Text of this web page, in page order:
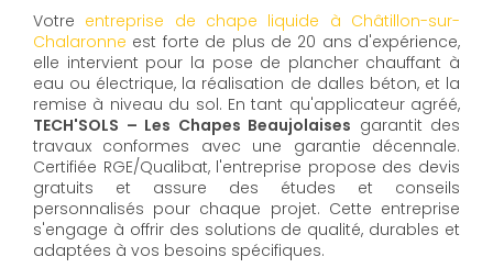
Votre entreprise de chape liquide à Châtillon-sur-
Chalaronne est forte de plus de 20 ans d'expérience,
elle intervient pour la pose de plancher chauffant à
eau ou électrique, la réalisation de dalles béton, et la
remise à niveau du sol. En tant qu'applicateur agréé,
TECH'SOLS – Les Chapes Beaujolaises garantit des
travaux conformes avec une garantie décennale.
Certifiée RGE/Qualibat, l'entreprise propose des devis
gratuits et assure des études et conseils
personnalisés pour chaque projet. Cette entreprise
s'engage à offrir des solutions de qualité, durables et
adaptées à vos besoins spécifiques.